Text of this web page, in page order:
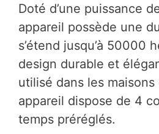
Doté d’une puissance
appareil possède une
s’étend jusqu’à 50000
design durable et
utilisé dans les
appareil dispose de 4
temps préréglés.